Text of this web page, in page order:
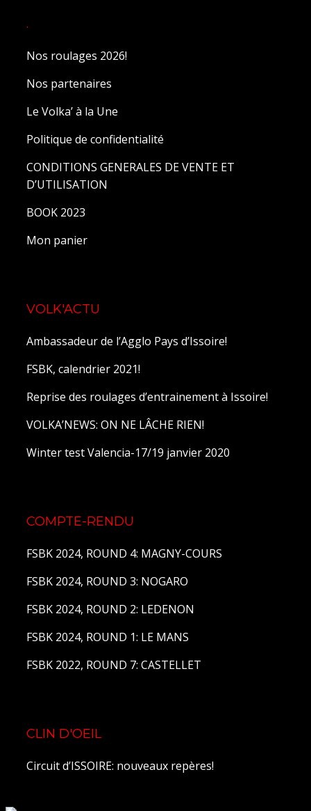
.
Nos roulages 2026!
Nos partenaires
Le Volka’ à la Une
Politique de confidentialité
CONDITIONS GENERALES DE VENTE ET
D’UTILISATION
BOOK 2023
Mon panier
VOLK'ACTU
Ambassadeur de l’Agglo Pays d’Issoire!
FSBK, calendrier 2021!
Reprise des roulages d’entrainement à Issoire!
VOLKA’NEWS: ON NE LÂCHE RIEN!
Winter test Valencia-17/19 janvier 2020
COMPTE-RENDU
FSBK 2024, ROUND 4: MAGNY-COURS
FSBK 2024, ROUND 3: NOGARO
FSBK 2024, ROUND 2: LEDENON
FSBK 2024, ROUND 1: LE MANS
FSBK 2022, ROUND 7: CASTELLET
CLIN D'OEIL
Circuit d’ISSOIRE: nouveaux repères!